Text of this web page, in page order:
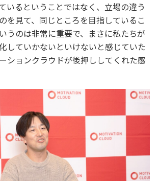
いるということではなく、立場の違う
を見て、同じところを目指しているこ
うのは非常に重要で、まさに私たちが
していかないといけないと感じていた
ションクラウドが後押ししてくれた感